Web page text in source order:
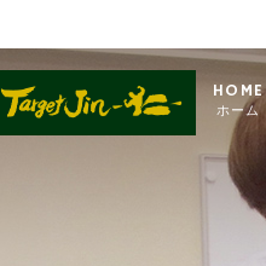
HOME
ホーム